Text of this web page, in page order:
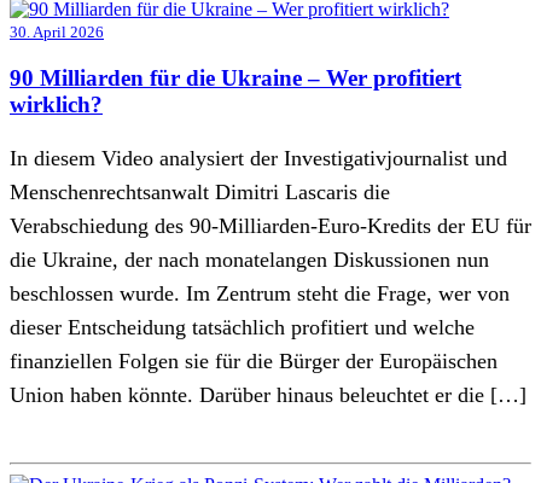
30. April 2026
90 Milliarden für die Ukraine – Wer profitiert
wirklich?
In diesem Video analysiert der Investigativjournalist und
Menschenrechtsanwalt Dimitri Lascaris die
Verabschiedung des 90-Milliarden-Euro-Kredits der EU für
die Ukraine, der nach monatelangen Diskussionen nun
beschlossen wurde. Im Zentrum steht die Frage, wer von
dieser Entscheidung tatsächlich profitiert und welche
finanziellen Folgen sie für die Bürger der Europäischen
Union haben könnte. Darüber hinaus beleuchtet er die […]